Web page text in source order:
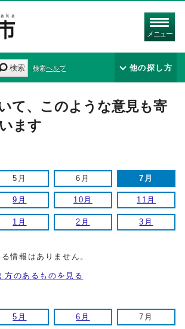
メニュー
検索 検索ヘルプ 他の探し方
て、このような意見も寄
ます
5月 6月 7月
9月 10月 11月
1月 2月 3月
情報はありません。
方のあるものを見る
5月 6月 7月